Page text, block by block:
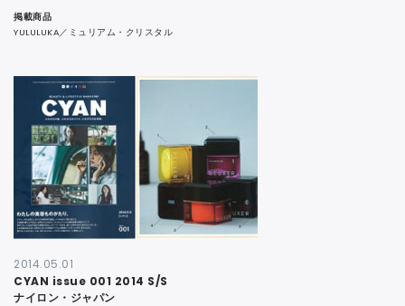
掲載商品
YULULUKA／ミュリアム・クリスタル
2014.05.01
CYAN issue 001 2014 S/S
ナイロン・ジャパン